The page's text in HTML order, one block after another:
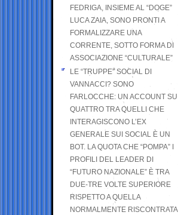
FEDRIGA, INSIEME AL “DOGE”
LUCA ZAIA, SONO PRONTI A
FORMALIZZARE UNA
CORRENTE, SOTTO FORMA DI
ASSOCIAZIONE “CULTURALE”
LE “TRUPPE” SOCIAL DI
VANNACCI? SONO
FARLOCCHE: UN ACCOUNT SU
QUATTRO TRA QUELLI CHE
INTERAGISCONO L’EX
GENERALE SUI SOCIAL È UN
BOT. LA QUOTA CHE “POMPA” I
PROFILI DEL LEADER DI
“FUTURO NAZIONALE” È TRA
DUE-TRE VOLTE SUPERIORE
RISPETTO A QUELLA
NORMALMENTE RISCONTRATA